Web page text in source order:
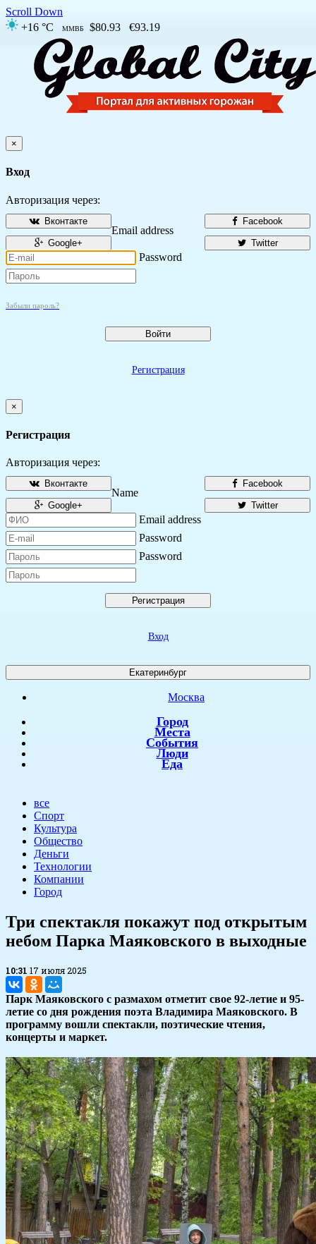
Scroll Down
+16 °C
ММВБ $80.93 €93.19
×
Вход
Авторизация через:
Facebook
Вконтакте
Twitter
Google+
Email address
Password
Забыли пароль?
Войти
Регистрация
×
Регистрация
Авторизация через:
Facebook
Вконтакте
Twitter
Google+
Name
Email address
Password
Password
Регистрация
Вход
Екатеринбург
Москва
Город
Места
События
Люди
Еда
все
Спорт
Культура
Общество
Деньги
Технологии
Компании
Город
​Три спектакля покажут под открытым
небом Парка Маяковского в выходные
10:31 17 июля 2025
Парк Маяковского с размахом отметит свое 92-летие и 95-
летие со дня рождения поэта Владимира Маяковского. В
программу вошли спектакли, поэтические чтения,
концерты и маркет.